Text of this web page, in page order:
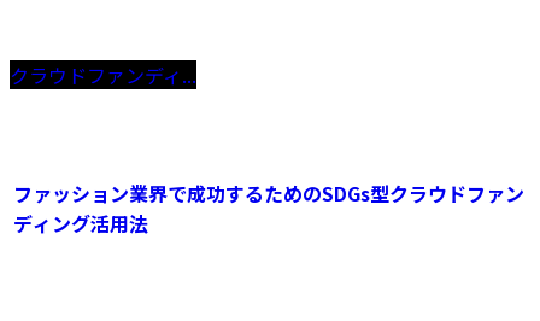
クラウドファンディ...
ファッション業界で成功するためのSDGs型クラウドファン
ディング活用法